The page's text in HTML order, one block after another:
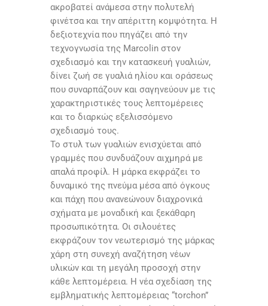
ακροβατεί ανάμεσα στην πολυτελή
φινέτσα και την απέριττη κομψότητα. Η
δεξιοτεχνία που πηγάζει από την
τεχνογνωσία της Marcolin στον
σχεδιασμό και την κατασκευή γυαλιών,
δίνει ζωή σε γυαλιά ηλίου και οράσεως
που συναρπάζουν και σαγηνεύουν με τις
χαρακτηριστικές τους λεπτομέρειες
και το διαρκώς εξελισσόμενο
σχεδιασμό τους.
Το στυλ των γυαλιών ενισχύεται από
γραμμές που συνδυάζουν αιχμηρά με
απαλά προφίλ. Η μάρκα εκφράζει το
δυναμικό της πνεύμα μέσα από όγκους
και πάχη που ανανεώνουν διαχρονικά
σχήματα με μοναδική και ξεκάθαρη
προσωπικότητα. Οι σιλουέτες
εκφράζουν τον νεωτερισμό της μάρκας
χάρη στη συνεχή αναζήτηση νέων
υλικών και τη μεγάλη προσοχή στην
κάθε λεπτομέρεια. Η νέα σχεδίαση της
εμβληματικής λεπτομέρειας “torchon”